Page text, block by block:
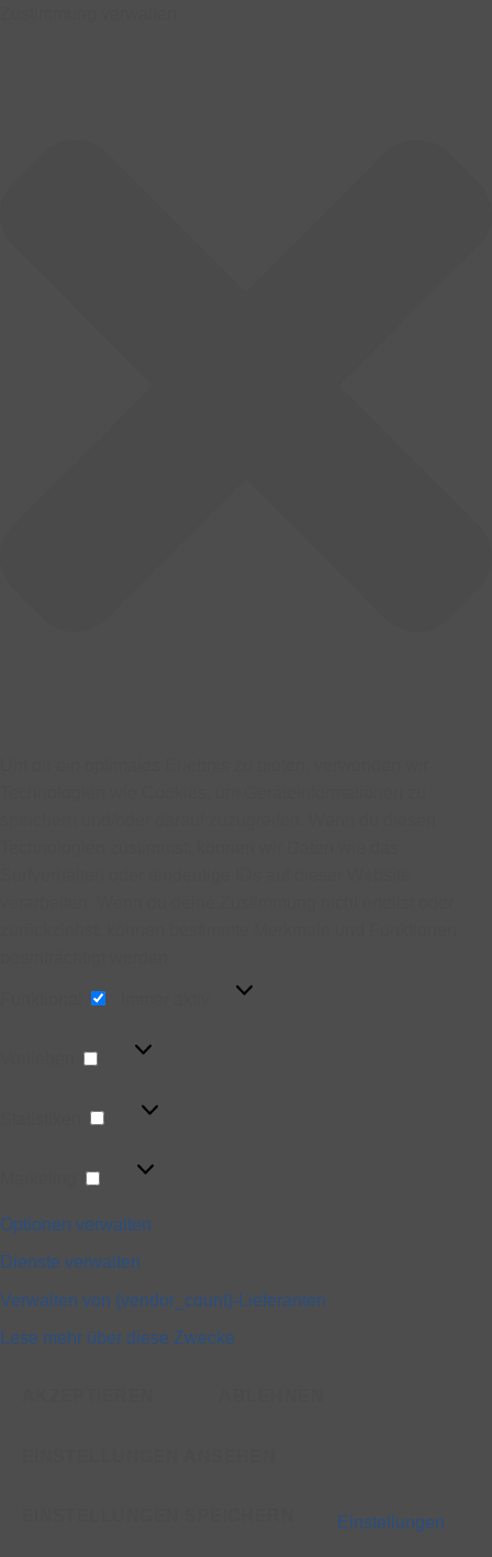
Vorlieben
Statistiken
Marketing
Optionen verwalten
Dienste verwalten
Verwalten von {vendor_count}-Lieferanten
Lese mehr über diese Zwecke
Einstellungen